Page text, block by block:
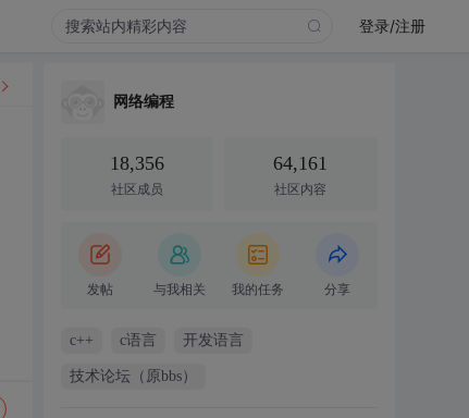
登录/注册
网络编程
18,356
社区成员
64,161
社区内容
发帖 与我相关 我的任务 分享
c++ c语言 开发语言
技术论坛（原bbs）